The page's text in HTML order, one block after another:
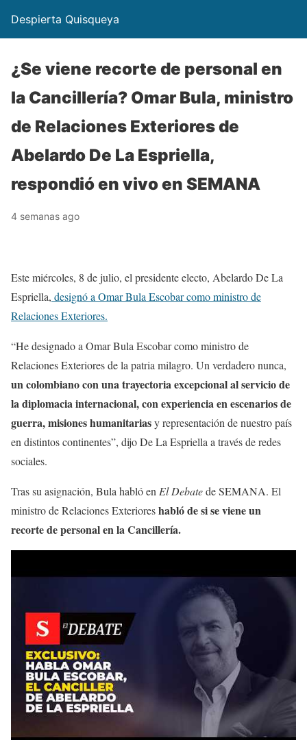
Despierta Quisqueya
¿Se viene recorte de personal en
la Cancillería? Omar Bula, ministro
de Relaciones Exteriores de
Abelardo De La Espriella,
respondió en vivo en SEMANA
4 semanas ago
Este miércoles, 8 de julio, el presidente electo, Abelardo De La
Espriella, designó a Omar Bula Escobar como ministro de
Relaciones Exteriores.
“He designado a Omar Bula Escobar como ministro de
Relaciones Exteriores de la patria milagro. Un verdadero nunca,
un colombiano con una trayectoria excepcional al servicio de
la diplomacia internacional, con experiencia en escenarios de
guerra, misiones humanitariasy representación de nuestro país
en distintos continentes”, dijo De La Espriella a través de redes
sociales.
Tras su asignación, Bula habló en El Debatede SEMANA. El
ministro de Relaciones Exterioreshabló de si se viene un
recorte de personal en la Cancillería.